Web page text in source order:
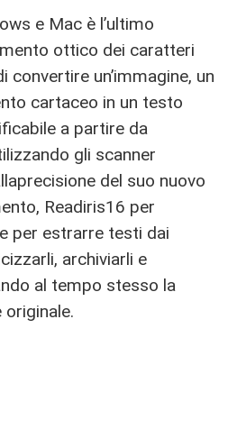
e Mac è l’ultimo
ottico dei caratteri
convertire un’immagine, un
cartaceo in un testo
a partire da
gli scanner
del suo nuovo
Readiris16 per
per estrarre testi dai
archiviarli e
al tempo stesso la